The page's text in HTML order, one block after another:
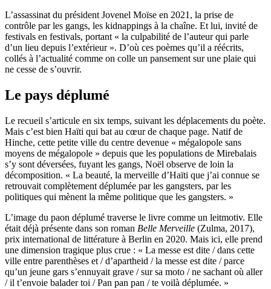
L’assassinat du président Jovenel Moïse en 2021, la prise de
contrôle par les gangs, les kidnappings à la chaîne. Et lui, invité de
festivals en festivals, portant « la culpabilité de l’auteur qui parle
d’un lieu depuis l’extérieur ». D’où ces poèmes qu’il a réécrits,
collés à l’actualité comme on colle un pansement sur une plaie qui
ne cesse de s’ouvrir.
Le pays déplumé
Le recueil s’articule en six temps, suivant les déplacements du poète.
Mais c’est bien Haïti qui bat au cœur de chaque page. Natif de
Hinche, cette petite ville du centre devenue « mégalopole sans
moyens de mégalopole » depuis que les populations de Mirebalais
s’y sont déversées, fuyant les gangs, Noël observe de loin la
décomposition. « La beauté, la merveille d’Haïti que j’ai connue se
retrouvait complètement déplumée par les gangsters, par les
politiques qui mènent la même politique que les gangsters. »
L’image du paon déplumé traverse le livre comme un leitmotiv. Elle
était déjà présente dans son roman Belle Merveille (Zulma, 2017),
prix international de littérature à Berlin en 2020. Mais ici, elle prend
une dimension tragique plus crue : « La messe est dite / dans cette
ville entre parenthèses et / d’apartheid / la messe est dite / parce
qu’un jeune gars s’ennuyait grave / sur sa moto / ne sachant où aller
/ il t’envoie balader toi / Pan pan pan / te voilà déplumée. »